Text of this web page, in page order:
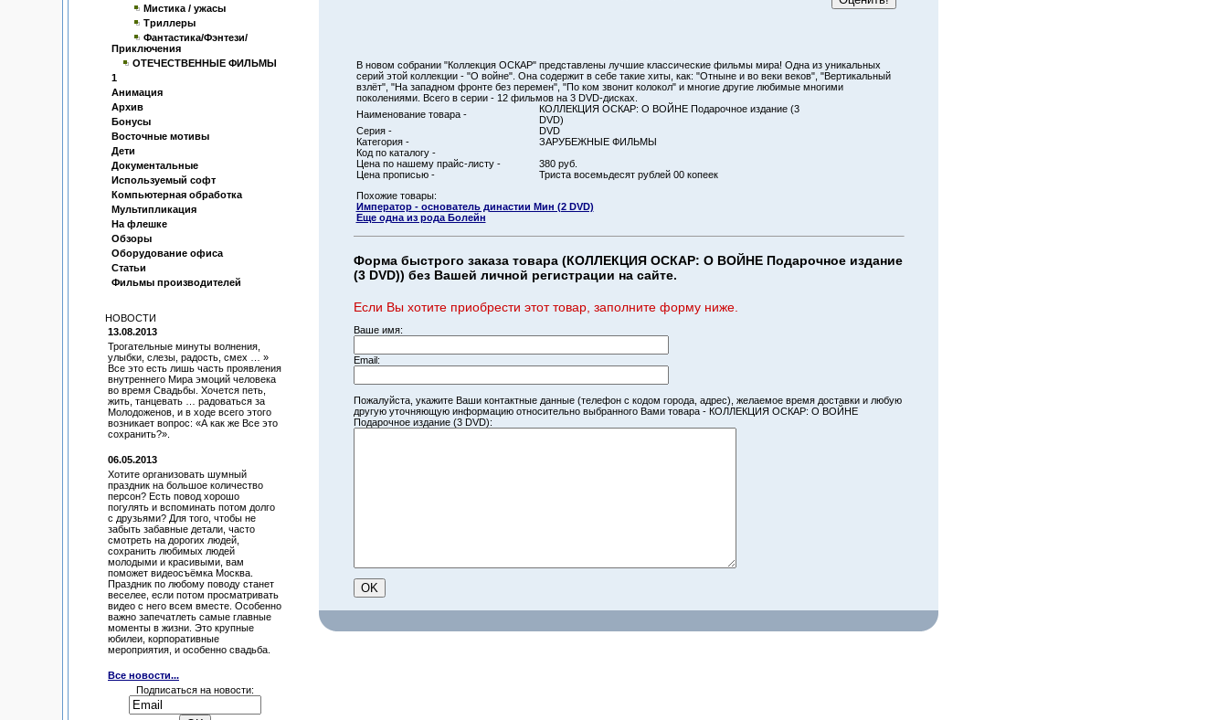
Мистика / ужасы
Триллеры
Фантастика/Фэнтези/
Приключения
ОТЕЧЕСТВЕННЫЕ ФИЛЬМЫ
1
Анимация
Архив
Бонусы
Восточные мотивы
Дети
Документальные
Используемый софт
Компьютерная обработка
Мультипликация
На флешке
Обзоры
Оборудование офиса
Статьи
Фильмы производителей
НОВОСТИ
13.08.2013
Трогательные минуты волнения,
улыбки, слезы, радость, смех … »
Все это есть лишь часть проявления
внутреннего Мира эмоций человека
во время Свадьбы. Хочется петь,
жить, танцевать … радоваться за
Молодоженов, и в ходе всего этого
возникает вопрос: «А как же Все это
сохранить?».
06.05.2013
Хотите организовать шумный
праздник на большое количество
персон? Есть повод хорошо
погулять и вспоминать потом долго
с друзьями? Для того, чтобы не
забыть забавные детали, часто
смотреть на дорогих людей,
сохранить любимых людей
молодыми и красивыми, вам
поможет видеосъёмка Москва.
Праздник по любому поводу станет
веселее, если потом просматривать
видео с него всем вместе. Особенно
важно запечатлеть самые главные
моменты в жизни. Это крупные
юбилеи, корпоративные
мероприятия, и особенно свадьба.
Все новости...
Подписаться на новости:
В новом собрании "Коллекция ОСКАР" представлены лучшие классические фильмы мира! Одна из уникальных
серий этой коллекции - "О войне". Она содержит в себе такие хиты, как: "Отныне и во веки веков", "Вертикальный
взлёт", "На западном фронте без перемен", "По ком звонит колокол" и многие другие любимые многими
поколениями. Всего в серии - 12 фильмов на 3 DVD-дисках.
Наименование товара -
КОЛЛЕКЦИЯ ОСКАР: О ВОЙНЕ Подарочное издание (3
DVD)
Серия -
DVD
Категория -
ЗАРУБЕЖНЫЕ ФИЛЬМЫ
Код по каталогу -
Цена по нашему прайс-листу -
380 руб.
Цена прописью -
Триста восемьдесят рублей 00 копеек
Похожие товары:
Император - основатель династии Мин (2 DVD)
Еще одна из рода Болейн
Форма быстрого заказа товара (КОЛЛЕКЦИЯ ОСКАР: О ВОЙНЕ Подарочное издание
(3 DVD)) без Вашей личной регистрации на сайте.
Если Вы хотите приобрести этот товар, заполните форму ниже.
Ваше имя:
Email:
Пожалуйста, укажите Ваши контактные данные (телефон с кодом города, адрес), желаемое время доставки и любую
другую уточняющую информацию относительно выбранного Вами товара - КОЛЛЕКЦИЯ ОСКАР: О ВОЙНЕ
Подарочное издание (3 DVD):